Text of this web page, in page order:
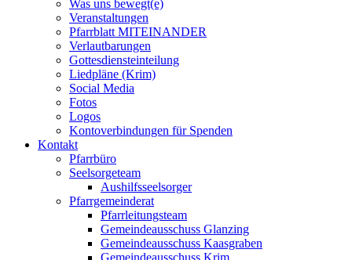
Was uns bewegt(e)
Veranstaltungen
Pfarrblatt MITEINANDER
Verlautbarungen
Gottesdiensteinteilung
Liedpläne (Krim)
Social Media
Fotos
Logos
Kontoverbindungen für Spenden
Kontakt
Pfarrbüro
Seelsorgeteam
Aushilfsseelsorger
Pfarrgemeinderat
Pfarrleitungsteam
Gemeindeausschuss Glanzing
Gemeindeausschuss Kaasgraben
Gemeindeausschuss Krim